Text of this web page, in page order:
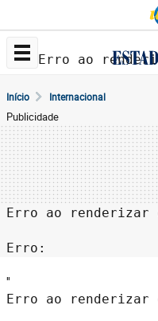
Erro ao
Início Internacional
Publicidade
Erro ao
Erro:
''
Erro ao